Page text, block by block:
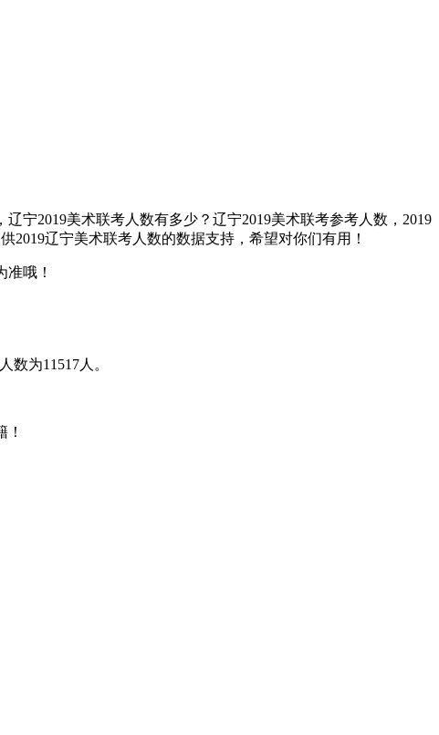
宁2019美术联考人数有多少？辽宁2019美术联考参考人数，2019
2019辽宁美术联考人数的数据支持，希望对你们有用！
哦！
数为11517人。